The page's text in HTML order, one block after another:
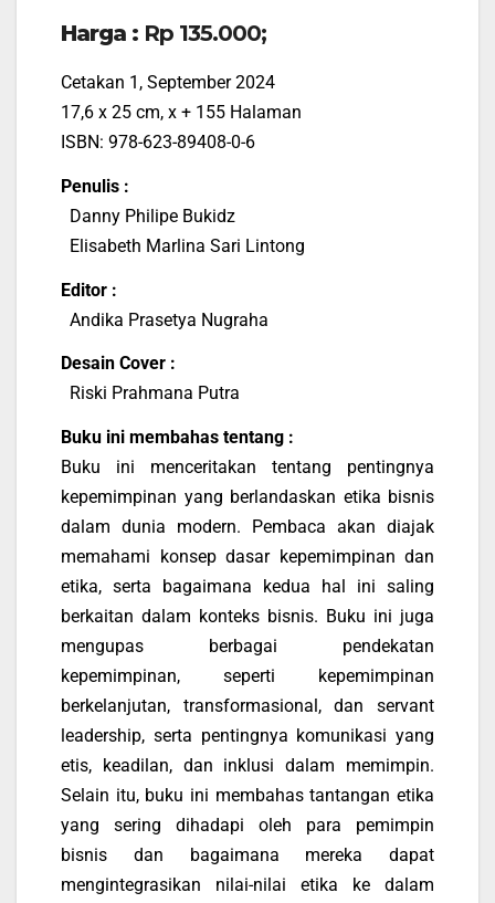
Harga : Rp 135.000;
Cetakan 1, September 2024
17,6 x 25 cm, x + 155 Halaman
ISBN: 978-623-89408-0-6
Penulis :
Danny Philipe Bukidz
Elisabeth Marlina Sari Lintong
Editor :
Andika Prasetya Nugraha
Desain Cover :
Riski Prahmana Putra
Buku ini membahas tentang :
Buku ini menceritakan tentang pentingnya
kepemimpinan yang berlandaskan etika bisnis
dalam dunia modern. Pembaca akan diajak
memahami konsep dasar kepemimpinan dan
etika, serta bagaimana kedua hal ini saling
berkaitan dalam konteks bisnis. Buku ini juga
mengupas berbagai pendekatan
kepemimpinan, seperti kepemimpinan
berkelanjutan, transformasional, dan servant
leadership, serta pentingnya komunikasi yang
etis, keadilan, dan inklusi dalam memimpin.
Selain itu, buku ini membahas tantangan etika
yang sering dihadapi oleh para pemimpin
bisnis dan bagaimana mereka dapat
mengintegrasikan nilai-nilai etika ke dalam